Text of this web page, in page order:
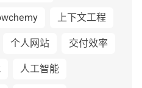
上下文工程
个人网站
交付效率
人工智能